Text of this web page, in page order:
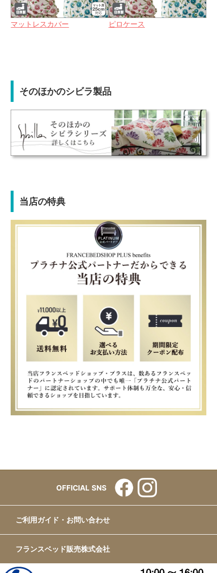
マットレスカバー ピロケース
そのほかのシビラ製品
当店の特典
OFFICIAL SNS
ご利用ガイド・お問い合わせ
フランスベッド販売株式会社